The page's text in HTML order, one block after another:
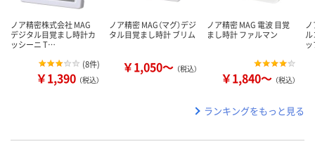
ノア精密株式会社 MAG
デジタル目覚まし時計カ
ッシーニ T…
(8件)
￥1,390 （税込）
ノア精密 MAG（マグ）デジ
タル目覚まし時計 ブリム
￥1,050～ （税込）
ノア精密 MAG 電波 目覚
まし時計 ファルマン
￥1,840～ （税込）
ノ
ランキングをもっと見る